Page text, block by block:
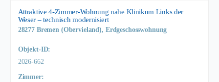
Attraktive 4-Zimmer-Wohnung nahe Klinikum Links der
Weser – technisch modernisiert
28277 Bremen (Obervieland), Erdgeschosswohnung
Objekt-ID:
2026-662
Zimmer: